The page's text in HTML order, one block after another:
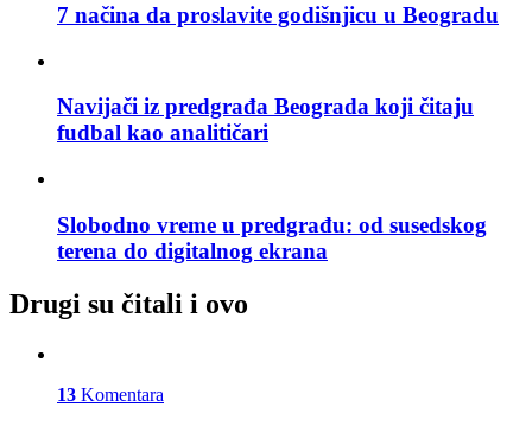
7 načina da proslavite godišnjicu u Beogradu
Navijači iz predgrađa Beograda koji čitaju
fudbal kao analitičari
Slobodno vreme u predgrađu: od susedskog
terena do digitalnog ekrana
Drugi su čitali i ovo
13 Komentara